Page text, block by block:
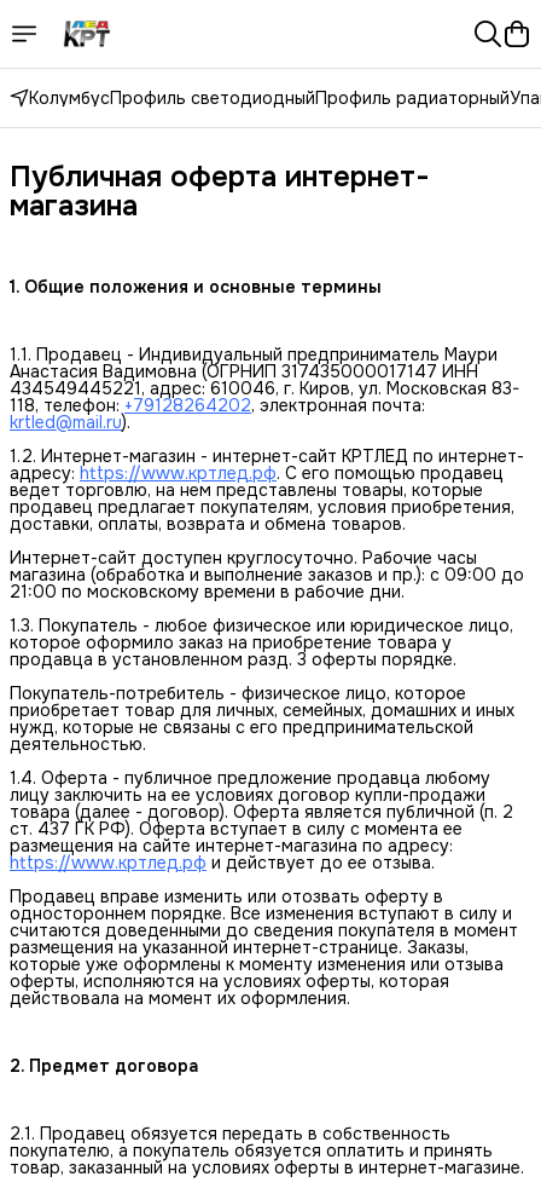
КолумбусПрофиль светодиодныйПрофиль радиаторный
Публичная оферта интернет-
магазина
1. Общие положения и основные термины
1.1. Продавец - Индивидуальный предприниматель Маури
Анастасия Вадимовна (ОГРНИП 317435000017147 ИНН
434549445221, адрес: 610046, г. Киров, ул. Московская 83-
118, телефон: +79128264202, электронная почта:
krtled@mail.ru).
1.2. Интернет-магазин - интернет-сайт КРТЛЕД по интернет-
адресу: https://www.кртлед.рф. С его помощью продавец
ведет торговлю, на нем представлены товары, которые
продавец предлагает покупателям, условия приобретения,
доставки, оплаты, возврата и обмена товаров.
Интернет-сайт доступен круглосуточно. Рабочие часы
магазина (обработка и выполнение заказов и пр.): с 09:00 до
21:00 по московскому времени в рабочие дни.
1.3. Покупатель - любое физическое или юридическое лицо,
которое оформило заказ на приобретение товара у
продавца в установленном разд. 3 оферты порядке.
Покупатель-потребитель - физическое лицо, которое
приобретает товар для личных, семейных, домашних и иных
нужд, которые не связаны с его предпринимательской
деятельностью.
1.4. Оферта - публичное предложение продавца любому
лицу заключить на ее условиях договор купли-продажи
товара (далее - договор). Оферта является публичной (п. 2
ст. 437 ГК РФ). Оферта вступает в силу с момента ее
размещения на сайте интернет-магазина по адресу:
https://www.кртлед.рф и действует до ее отзыва.
Продавец вправе изменить или отозвать оферту в
одностороннем порядке. Все изменения вступают в силу и
считаются доведенными до сведения покупателя в момент
размещения на указанной интернет-странице. Заказы,
которые уже оформлены к моменту изменения или отзыва
оферты, исполняются на условиях оферты, которая
действовала на момент их оформления.
2. Предмет договора
2.1. Продавец обязуется передать в собственность
покупателю, а покупатель обязуется оплатить и принять
товар, заказанный на условиях оферты в интернет-магазине.